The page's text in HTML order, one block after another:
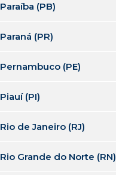
Paraíba (PB)
Paraná (PR)
Pernambuco (PE)
Piauí (PI)
Rio de Janeiro (RJ)
Rio Grande do Norte (RN)